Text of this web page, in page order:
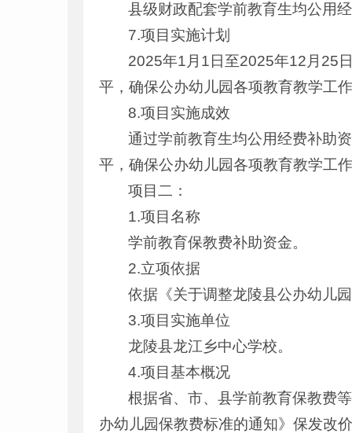
县级财政配套学前教育生均公用
7.项目实施计划
2025年1月1日至2025年12月25
平，确保公办幼儿园各项教育教学工
8.项目实施成效
通过学前教育生均公用经费补助
平，确保公办幼儿园各项教育教学工
项目二：
1.项目名称
学前教育保教费补助资金。
2.立项依据
依据《关于调整龙陵县公办幼儿
3.项目实施单位
龙陵县龙江乡中心学校。
4.项目基本概况
根据省、市、县学前教育保教费
办幼儿园保教费标准的通知》保发改